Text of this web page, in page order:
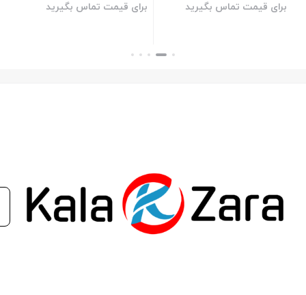
برای قیمت تماس بگیرید برای قیمت تماس بگیرید